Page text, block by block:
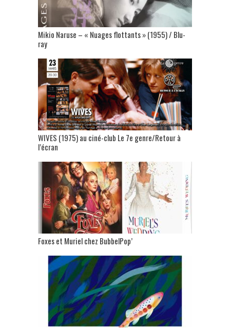
Mikio Naruse – « Nuages flottants » (1955) / Blu-
ray
WIVES (1975) au ciné-club Le 7e genre/Retour à
l’écran
Foxes et Muriel chez BubbelPop’